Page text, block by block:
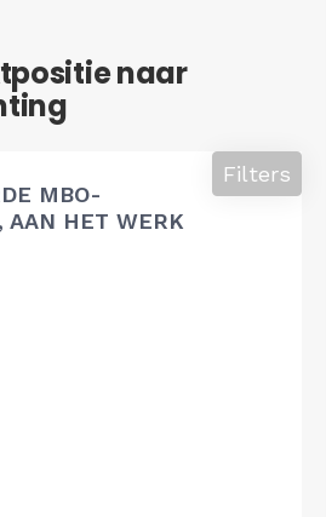
naar
MBO-
AAN HET WERK
Filters